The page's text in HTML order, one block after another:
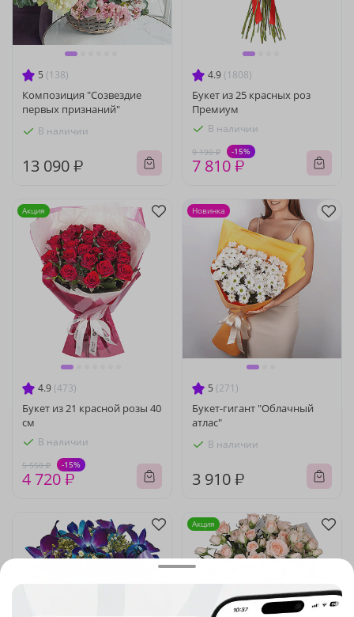
5 (138)
Композиция "Созвездие
первых признаний"
В наличии
13 090 ₽
4.9 (1808)
Букет из 25 красных роз
Премиум
В наличии
9 190 ₽ -15%
7 810 ₽
4.9 (473)
Букет из 21 красной розы 40
см
В наличии
5 550 ₽ -15%
4 720 ₽
Акция
5 (271)
Букет-гигант "Облачный
атлас"
В наличии
3 910 ₽
Новинка
Акция